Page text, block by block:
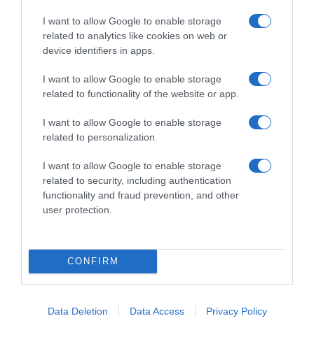
I want to allow Google to enable storage
related to analytics like cookies on web or
device identifiers in apps.
I want to allow Google to enable storage
related to functionality of the website or app.
I want to allow Google to enable storage
related to personalization.
I want to allow Google to enable storage
related to security, including authentication
functionality and fraud prevention, and other
user protection.
CONFIRM
Data Deletion Data Access Privacy Policy